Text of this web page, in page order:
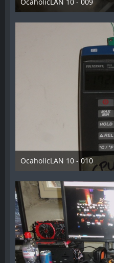
11. Mai 2018
OcaholicLAN 10 - 010